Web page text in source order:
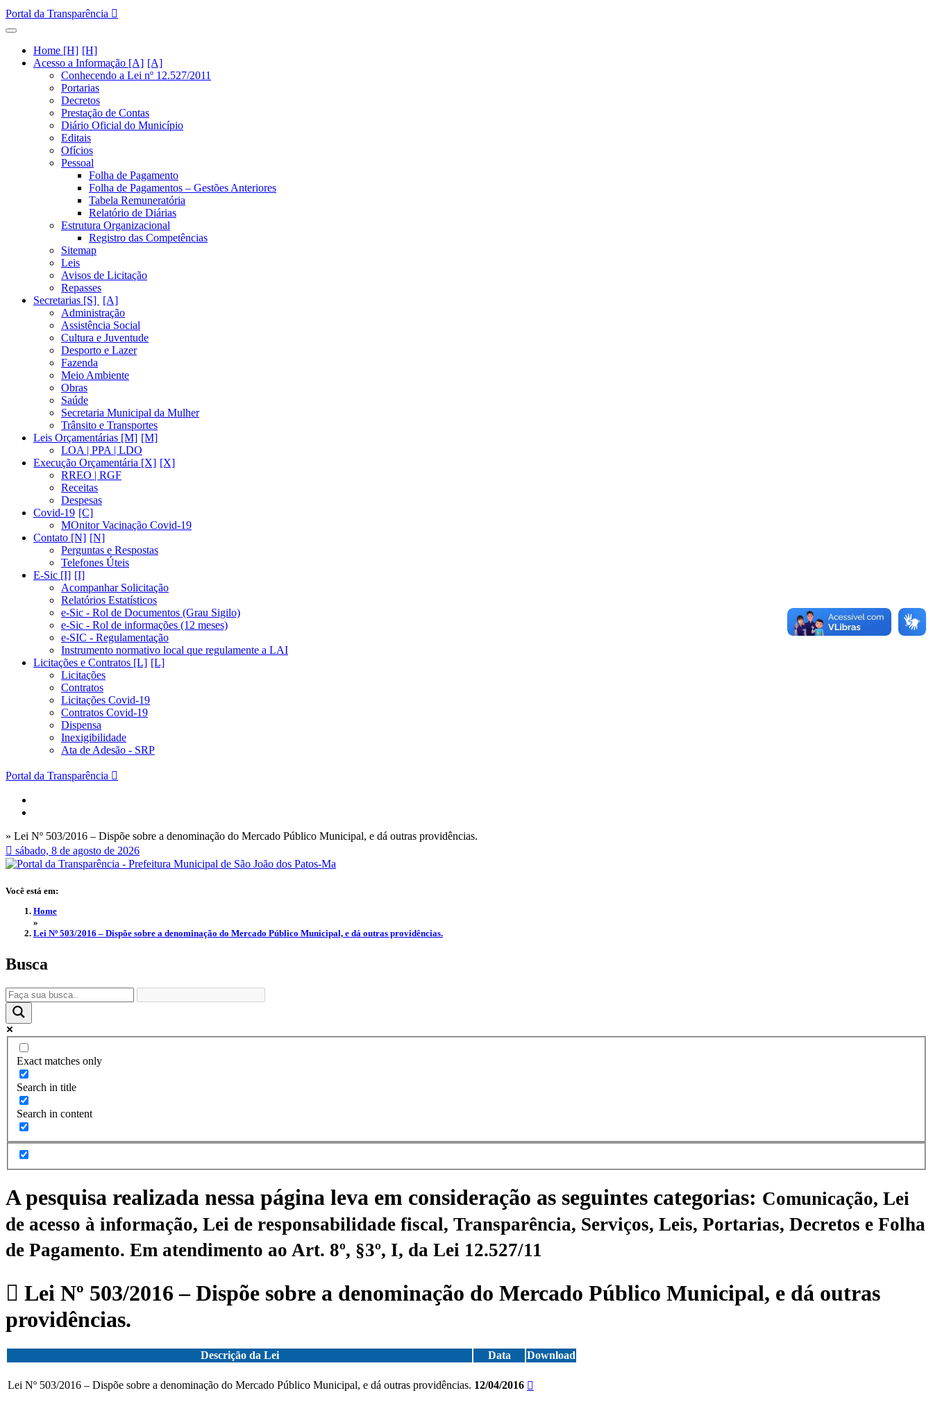
Portal da Transparência
Home [H]
Acesso a Informação [A]
Conhecendo a Lei nº 12.527/2011
Portarias
Decretos
Prestação de Contas
Diário Oficial do Município
Editais
Ofícios
Pessoal
Folha de Pagamento
Folha de Pagamentos – Gestões Anteriores
Tabela Remuneratória
Relatório de Diárias
Estrutura Organizacional
Registro das Competências
Sitemap
Leis
Avisos de Licitação
Repasses
Secretarias [S]
Administração
Assistência Social
Cultura e Juventude
Desporto e Lazer
Fazenda
Meio Ambiente
Obras
Saúde
Secretaria Municipal da Mulher
Trânsito e Transportes
Leis Orçamentárias [M]
LOA | PPA | LDO
Execução Orçamentária [X]
RREO | RGF
Receitas
Despesas
Covid-19
MOnitor Vacinação Covid-19
Contato [N]
Perguntas e Respostas
Telefones Úteis
E-Sic [I]
Acompanhar Solicitação
Relatórios Estatísticos
e-Sic - Rol de Documentos (Grau Sigilo)
e-Sic - Rol de informações (12 meses)
e-SIC - Regulamentação
Instrumento normativo local que regulamente a LAI
Licitações e Contratos [L]
Licitações
Contratos
Licitações Covid-19
Contratos Covid-19
Dispensa
Inexigibilidade
Ata de Adesão - SRP
Portal da Transparência
» Lei Nº 503/2016 – Dispõe sobre a denominação do Mercado Público Municipal, e dá outras providências.
sábado, 8 de agosto de 2026
Você está em:
Home
»
Lei Nº 503/2016 – Dispõe sobre a denominação do Mercado Público Municipal, e dá outras providências.
Busca
Exact matches only
Search in title
Search in content
A pesquisa realizada nessa página leva em consideração as seguintes categorias: Comunicação, Lei
de acesso à informação, Lei de responsabilidade fiscal, Transparência, Serviços, Leis, Portarias, Decretos e Folha
de Pagamento. Em atendimento ao Art. 8º, §3º, I, da Lei 12.527/11
Lei Nº 503/2016 – Dispõe sobre a denominação do Mercado Público Municipal, e dá outras
providências.
Descrição da Lei Data Download
Lei Nº 503/2016 – Dispõe sobre a denominação do Mercado Público Municipal, e dá outras providências. 12/04/2016